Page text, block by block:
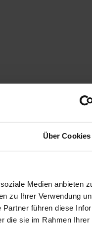
Über Cookies
Medien anbieten
zu Ihrer Verwendung
führen diese
die sie im Rahmen Ihrer